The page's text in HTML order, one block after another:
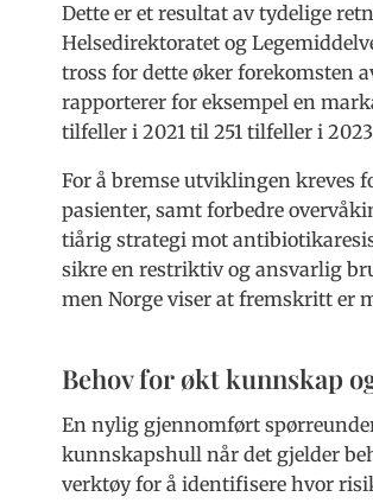
Dette er et resultat av tydelige
Helsedirektoratet og
tross for dette øker forekomsten
rapporterer for eksempel en
tilfeller i 2021 til 251 tilfeller i
For å bremse utviklingen kreves
pasienter, samt forbedre
tiårig strategi mot
sikre en restriktiv og ansvarlig
men Norge viser at fremskritt er
Behov for økt kunnskap
En nylig gjennomført
kunnskapshull når det gjelder
verktøy for å identifisere hvor